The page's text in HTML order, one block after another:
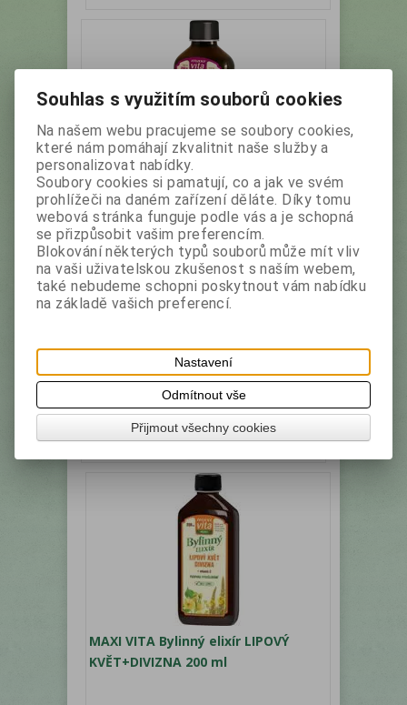
MAXI VITA Bylinný elixír POSÍLENÍ
IMUNITY 200 ml
Výrobce: Vitar Katalogové číslo:12927
Doplněk stravy – sirup s obsahem 10 vitaminů a
bylinných extraktů.
Vaše cena bez DPH:
Vaše cena s DPH:63,20 Kč
Přidat do košíku
ks
MAXI VITA Bylinný elixír LIPOVÝ
KVĚT+DIVIZNA 200 ml
Souhlas s využitím souborů cookies
Na našem webu pracujeme se soubory cookies,
které nám pomáhají zkvalitnit naše služby a
personalizovat nabídky.
Soubory cookies si pamatují, co a jak ve svém
prohlížeči na daném zařízení děláte. Díky tomu
webová stránka funguje podle vás a je schopná
se přizpůsobit vašim preferencím.
Blokování některých typů souborů může mít vliv
na vaši uživatelskou zkušenost s naším webem,
také nebudeme schopni poskytnout vám nabídku
na základě vašich preferencí.
Nastavení
Odmítnout vše
Přijmout všechny cookies